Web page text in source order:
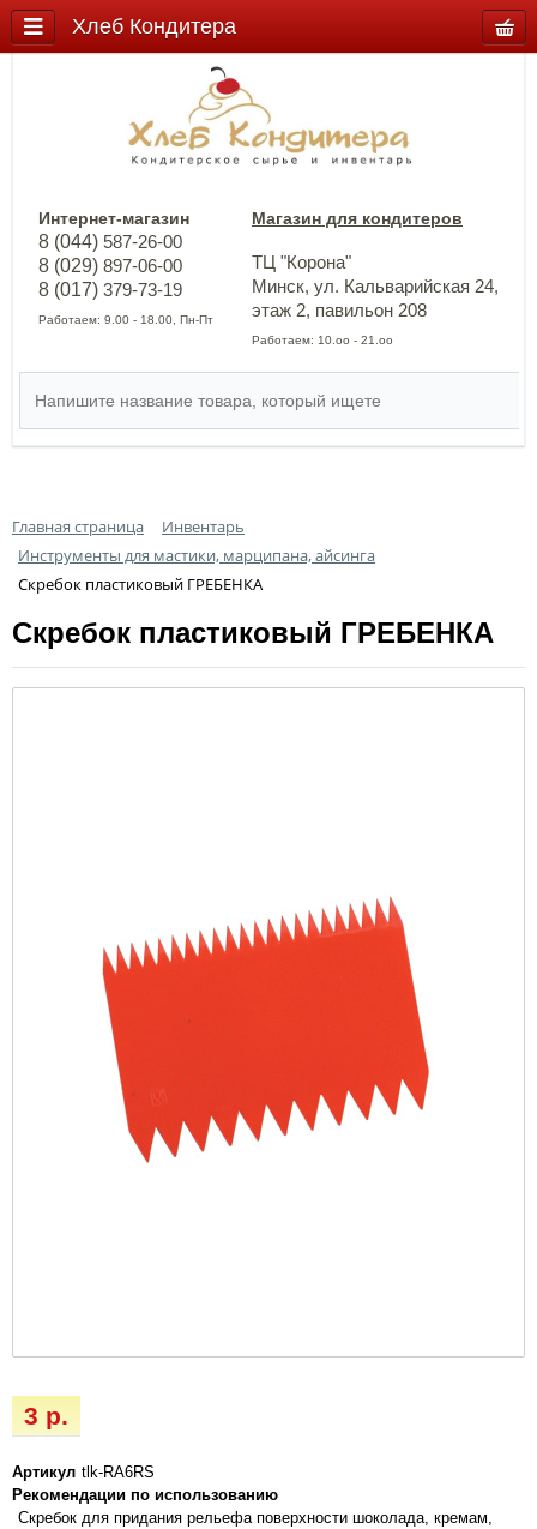
Интернет-магазин
8 (044) 587-26-00
8 (029) 897-06-00
8 (017) 379-73-19
Работаем: 9.00 - 18.00, Пн-Пт
Магазин для кондитеров
ТЦ "Корона"
Минск, ул. Кальварийская 24,
этаж 2, павильон 208
Работаем: 10.оо - 21.оо
Главная страница
Инвентарь
Инструменты для мастики, марципана, айсинга
Скребок пластиковый ГРЕБЕНКА
Скребок пластиковый ГРЕБЕНКА
3 р.
Артикул tlk-RA6RS
Рекомендации по использованию
Скребок для придания рельефа поверхности шоколада, кремам,
Хлеб Кондитера